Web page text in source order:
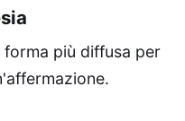
forma più diffusa per